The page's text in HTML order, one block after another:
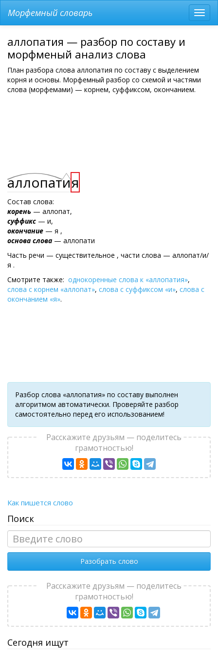
меню
Морфемный словарь
аллопатия — разбор по составу и
морфменый анализ слова
План разбора слова аллопатия по составу с выделением
корня и основы. Морфемный разбор со схемой и частями
слова (морфемами) — корнем, суффиксом, окончанием.
аллопатия
Состав слова:
корень — аллопат,
суффикс — и,
окончание — я ,
основа слова — аллопати
Часть речи — существительное , части слова — аллопат/и/
я .
Смотрите также: однокоренные слова к «аллопатия»,
слова с корнем «аллопат», слова с суффиксом «и», слова с
окончанием «я».
Разбор слова «аллопатия» по составу выполнен
алгоритмом автоматически. Проверяйте разбор
самостоятельно перед его использованием!
Расскажите друзьям — поделитесь
грамотностью!
Как пишется слово
Поиск
Разобрать слово
Расскажите друзьям — поделитесь
грамотностью!
Сегодня ищут